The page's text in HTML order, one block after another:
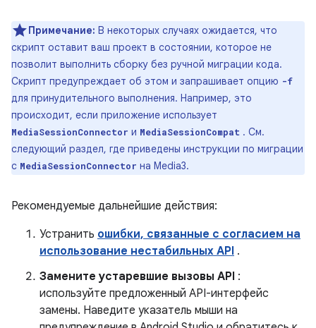
Примечание: В некоторых случаях ожидается, что
скрипт оставит ваш проект в состоянии, которое не
позволит выполнить сборку без ручной миграции кода.
Скрипт предупреждает об этом и запрашивает опцию -f
для принудительного выполнения. Например, это
происходит, если приложение использует
MediaSessionConnector и MediaSessionCompat . См.
следующий раздел, где приведены инструкции по миграции
с MediaSessionConnector на Media3.
Рекомендуемые дальнейшие действия:
Устранить ошибки, связанные с согласием на
использование нестабильных API .
Замените устаревшие вызовы API :
используйте предложенный API-интерфейс
замены. Наведите указатель мыши на